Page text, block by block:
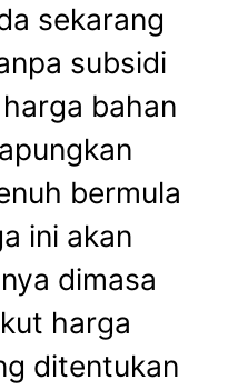
sekarang
subsidi
bahan
bermula
ini akan
dimasa
harga
ditentukan